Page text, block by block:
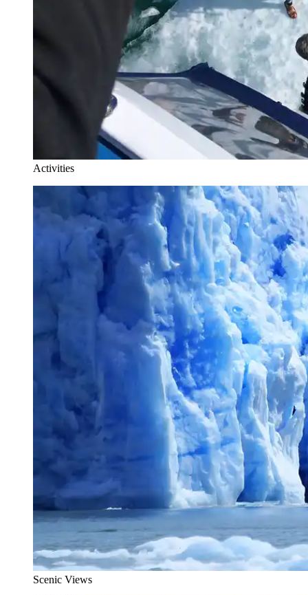
Activities
Scenic Views